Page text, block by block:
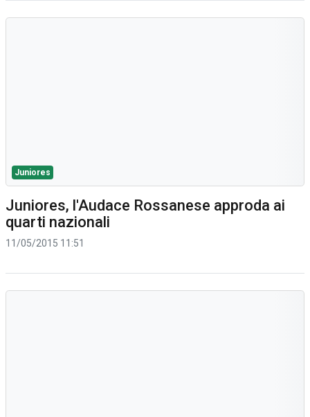
Juniores
Juniores, l'Audace Rossanese approda ai
quarti nazionali
11/05/2015 11:51